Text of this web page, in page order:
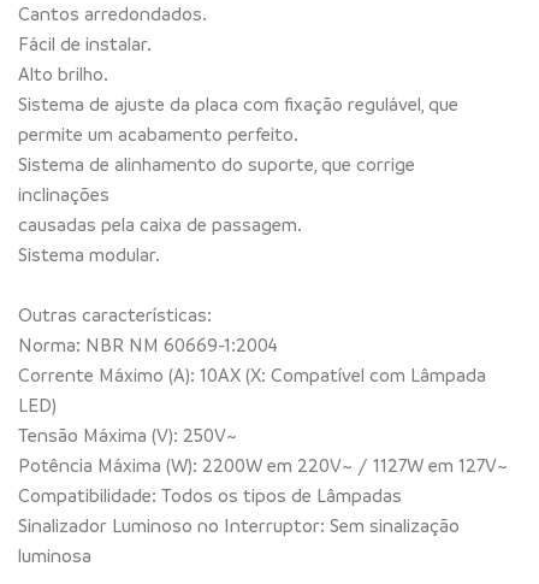
Cantos arredondados.
Fácil de instalar.
Alto brilho.
Sistema de ajuste da placa com fixação regulável, que
permite um acabamento perfeito.
Sistema de alinhamento do suporte, que corrige
inclinações
causadas pela caixa de passagem.
Sistema modular.
Outras características:
Norma: NBR NM 60669-1:2004
Corrente Máximo (A): 10AX (X: Compatível com Lâmpada
LED)
Tensão Máxima (V): 250V~
Potência Máxima (W): 2200W em 220V~ / 1127W em 127V~
Compatibilidade: Todos os tipos de Lâmpadas
Sinalizador Luminoso no Interruptor: Sem sinalização
luminosa